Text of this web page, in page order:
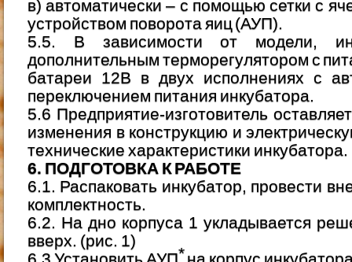
в) автоматически – с помощью сетки с
устройством поворота яиц (АУП).
5.5. В зависимости от модели,
дополнительным терморегулятором с
батареи 12В в двух исполнениях с
переключением питания инкубатора.
5.6 Предприятие-изготовитель
изменения в конструкцию и
технические характеристики инкубатора.
6. ПОДГОТОВКА К РАБОТЕ
6.1. Распаковать инкубатор, провести
комплектность.
6.2. На дно корпуса 1 укладывается
вверх. (рис. 1)
*